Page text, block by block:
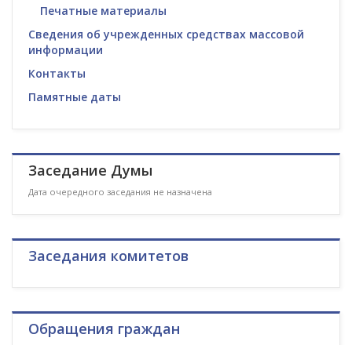
Печатные материалы
Сведения об учрежденных средствах массовой
информации
Контакты
Памятные даты
Заседание Думы
Дата очередного заседания не назначена
Заседания комитетов
Обращения граждан